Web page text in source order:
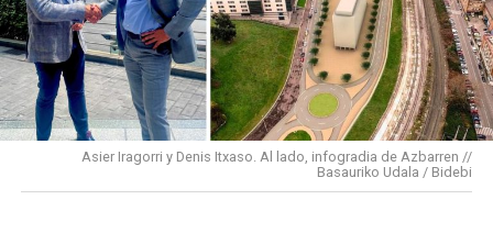
conectado y pensado para todas las personas.
En cuanto a nuestras áreas, estos tres años han dado
para mucho. En Medio Ambiente destacaría el
impulso para la creación de huertos urbanos,la
elaboración del Plan General de Actuación Energética,
el Plan de Acción contra el Ruido y la instalación de
Asier Iragorri y Denis Itxaso. Al lado, infogradia de Azbarren //
Basauriko Udala / Bidebi